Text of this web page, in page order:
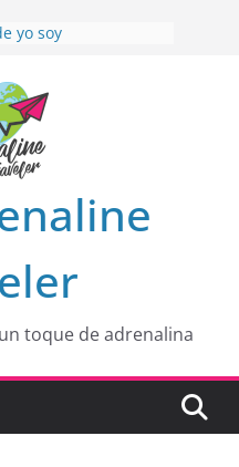
yo soy
CACAO: Excelente
NATURALSHH !!
de RÍO EL
toque de adrenalina